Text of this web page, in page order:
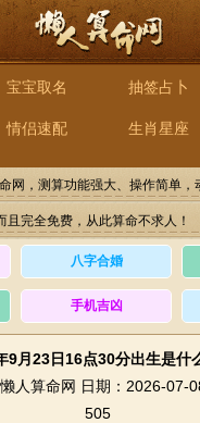
宝宝取名 抽签占卜
情侣速配 生肖星座
网，测算功能强大、操作简单，
且完全免费，从此算命不求人！
八字合婚
手机吉凶
9月23日16点30分出生是什
人算命网 日期：2026-07-
505